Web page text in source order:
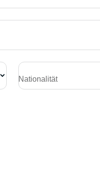
Nationalität